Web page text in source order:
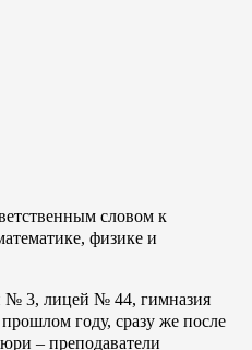
словом к
физике и
№ 3, лицей № 44, гимназия
году, сразу же после
– преподаватели